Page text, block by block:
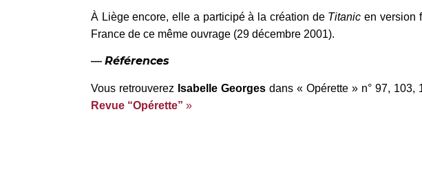
À Liège encore, elle a participé à la création de Titanic en version
France de ce même ouvrage (29 décembre 2001).
— Références
Vous retrouverez Isabelle Georgesdans « Opérette » n° 97, 103,
Revue “Opérette” »